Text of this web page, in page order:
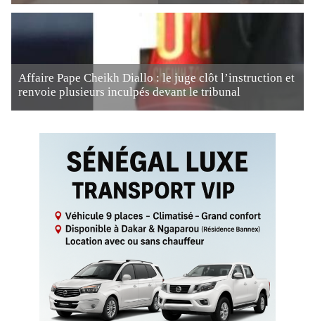
Affaire Pape Cheikh Diallo : le juge clôt l’instruction et
renvoie plusieurs inculpés devant le tribunal